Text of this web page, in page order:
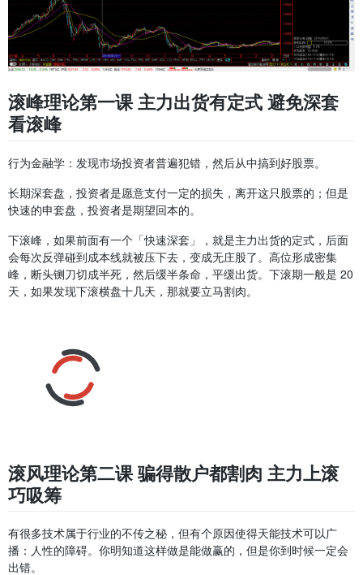
滚峰理论第一课 主力出货有定式 避免深套
看滚峰
行为金融学：发现市场投资者普遍犯错，然后从中搞到好股票。
长期深套盘，投资者是愿意支付一定的损失，离开这只股票的；但是
快速的申套盘，投资者是期望回本的。
下滚峰，如果前面有一个「快速深套」，就是主力出货的定式，后面
会每次反弹碰到成本线就被压下去，变成无庄股了。高位形成密集
峰，断头铡刀切成半死，然后缓半条命，平缓出货。下滚期一般是 20
天，如果发现下滚横盘十几天，那就要立马割肉。
滚风理论第二课 骗得散户都割肉 主力上滚
巧吸筹
散户是肯割肉的，钻头铡刀一次，第一次回调还期望回本，但第 2 个
断头闸刀就会让散户彻底绝望，乖乖割肉。后面的割肉就是散户之间
散户重仓的股票一路互相虐，所有的筹码都变成低价，主力再来，只
要给 10% 到 20% 的利润，就可以收走全部筹码，这就是筹码的低位